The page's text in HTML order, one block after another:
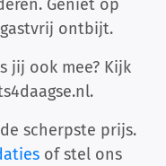
Geniet op
ontbijt.
jij ook mee? Kijk
scherpste prijs.
of stel ons